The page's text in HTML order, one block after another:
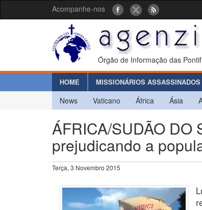
Acompanhe-nos
Órgão de Informação das
HOME MISSIONÁRIOS ASSASSINADOS
News Vaticano África Ásia
ÁFRICA/SUDÃO DO
prejudicando a
Terça, 3 Novembro 2015